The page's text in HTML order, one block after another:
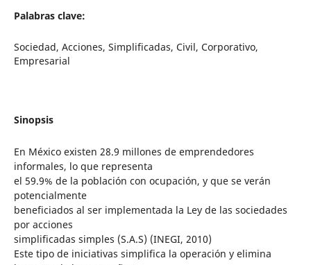
Palabras clave:
Sociedad, Acciones, Simplificadas, Civil, Corporativo,
Empresarial
Sinopsis
En México existen 28.9 millones de emprendedores
informales, lo que representa
el 59.9% de la población con ocupación, y que se verán
potencialmente
beneficiados al ser implementada la Ley de las sociedades
por acciones
simplificadas simples (S.A.S) (INEGI, 2010)
Este tipo de iniciativas simplifica la operación y elimina